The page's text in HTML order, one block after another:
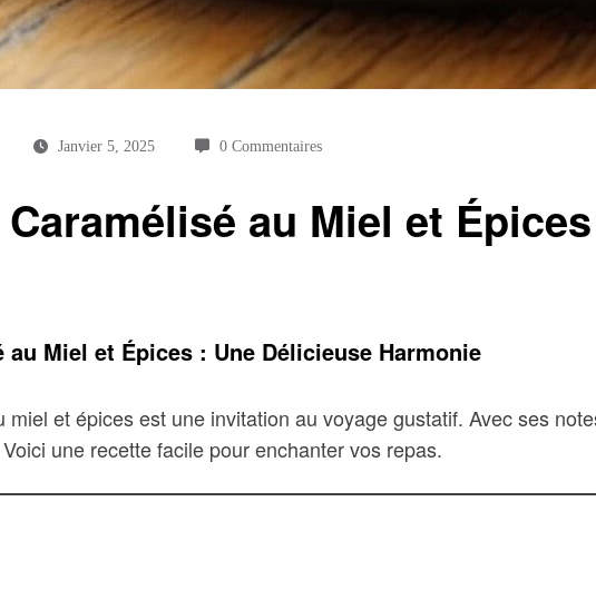
Janvier 5, 2025 0 Commentaires
au Miel et
Miel et Épices : Une Délicieuse Harmonie
miel et épices est une invitation au voyage gustatif. Avec ses
une recette facile pour enchanter vos repas.